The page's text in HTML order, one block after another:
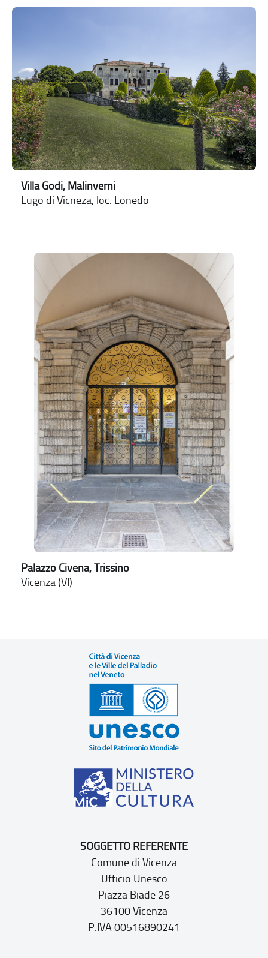
Villa Godi, Malinverni
Lugo di Vicneza, loc. Lonedo
Palazzo Civena, Trissino
Vicenza (VI)
SOGGETTO REFERENTE
Comune di Vicenza
Ufficio Unesco
Piazza Biade 26
36100 Vicenza
P.IVA 00516890241